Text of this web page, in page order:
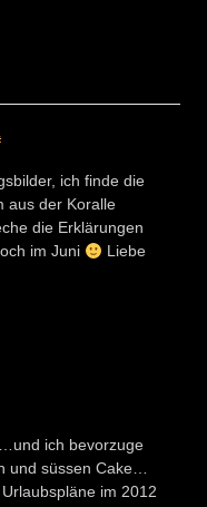
ich finde die
aus der Koralle
die Erklärungen
im Juni
Liebe
ich bevorzuge
und süssen Cake…
im 2012